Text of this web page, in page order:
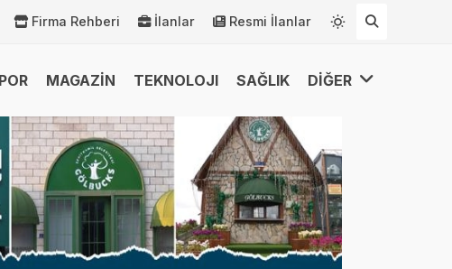
Firma Rehberi İlanlar Resmi İlanlar
MAGAZİN TEKNOLOJI SAĞLIK DİĞER